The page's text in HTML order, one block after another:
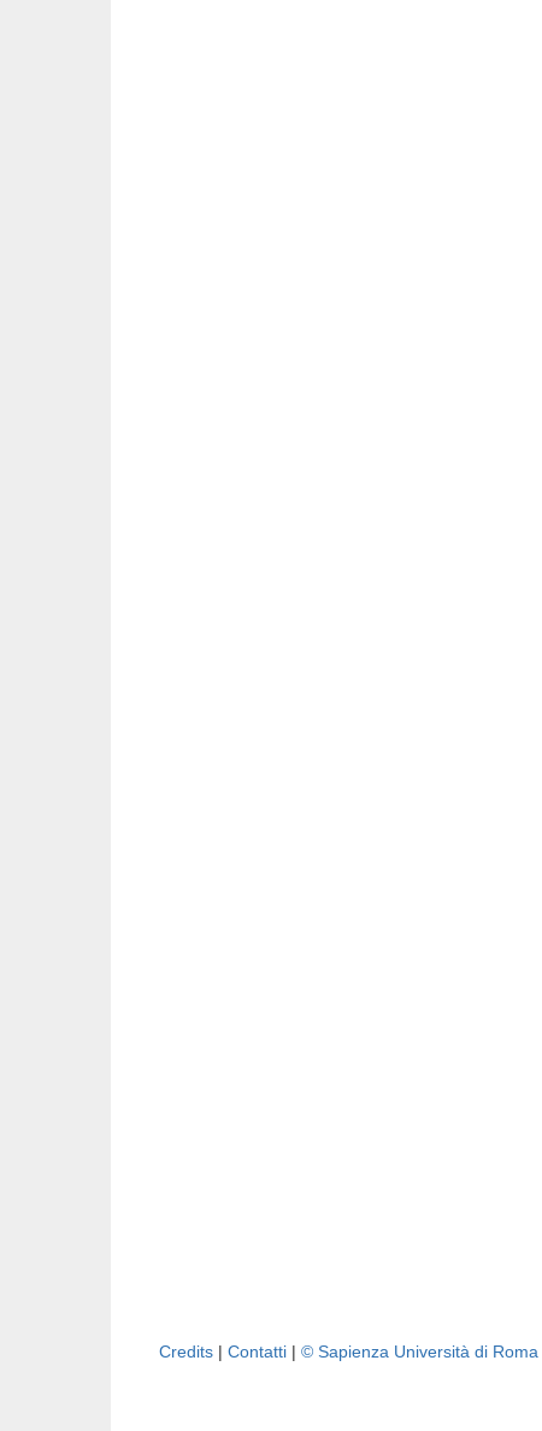
Credits | Contatti | © Sapienza Università di Roma